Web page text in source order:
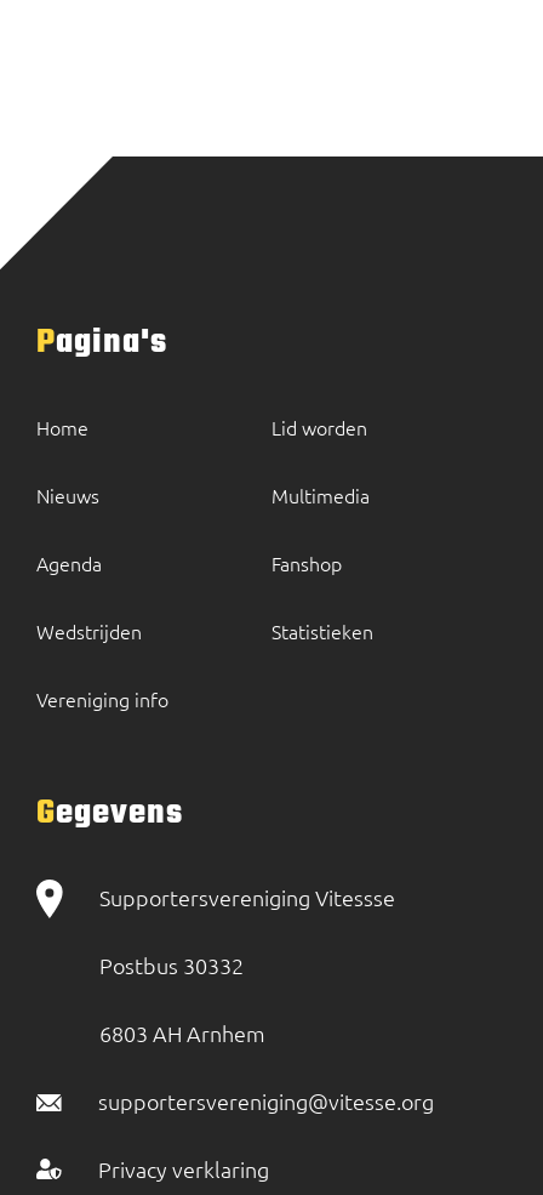
Pagina's
Home
Nieuws
Agenda
Wedstrijden
Vereniging info
Lid worden
Multimedia
Fanshop
Statistieken
Gegevens
Supportersvereniging Vitessse
Postbus 30332
6803 AH Arnhem
supportersvereniging@vitesse.org
Privacy verklaring